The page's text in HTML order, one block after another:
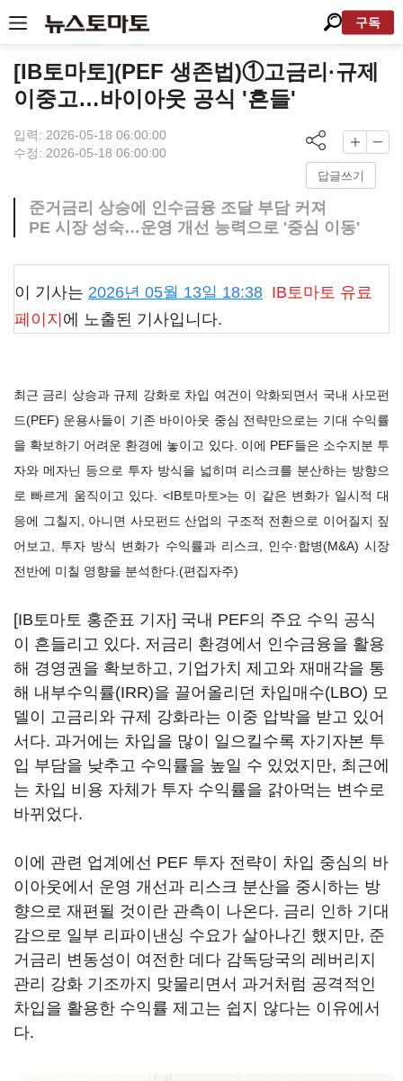
구독
[IB토마토](PEF 생존법)①고금리·규제
이중고…바이아웃 공식 '흔들'
입력: 2026-05-18 06:00:00
수정: 2026-05-18 06:00:00
답글쓰기
준거금리 상승에 인수금융 조달 부담 커져
PE 시장 성숙…운영 개선 능력으로 '중심 이동'
이 기사는 2026년 05월 13일 18:38 IB토마토 유료
페이지 에 노출된 기사입니다.
최근 금리 상승과 규제 강화로 차입 여건이 악화되면서 국내 사모펀
드(PEF) 운용사들이 기존 바이아웃 중심 전략만으로는 기대 수익률
을 확보하기 어려운 환경에 놓이고 있다. 이에 PEF들은 소수지분 투
자와 메자닌 등으로 투자 방식을 넓히며 리스크를 분산하는 방향으
로 빠르게 움직이고 있다. <IB토마토>는 이 같은 변화가 일시적 대
응에 그칠지, 아니면 사모펀드 산업의 구조적 전환으로 이어질지 짚
어보고, 투자 방식 변화가 수익률과 리스크, 인수·합병(M&A) 시장
전반에 미칠 영향을 분석한다.(편집자주)
[IB토마토 홍준표 기자] 국내 PEF의 주요 수익 공식
이 흔들리고 있다. 저금리 환경에서 인수금융을 활용
해 경영권을 확보하고, 기업가치 제고와 재매각을 통
해 내부수익률(IRR)을 끌어올리던 차입매수(LBO) 모
델이 고금리와 규제 강화라는 이중 압박을 받고 있어
서다. 과거에는 차입을 많이 일으킬수록 자기자본 투
입 부담을 낮추고 수익률을 높일 수 있었지만, 최근에
는 차입 비용 자체가 투자 수익률을 갉아먹는 변수로
바뀌었다.
이에 관련 업계에선 PEF 투자 전략이 차입 중심의 바
이아웃에서 운영 개선과 리스크 분산을 중시하는 방
향으로 재편될 것이란 관측이 나온다. 금리 인하 기대
감으로 일부 리파이낸싱 수요가 살아나긴 했지만, 준
거금리 변동성이 여전한 데다 감독당국의 레버리지
관리 강화 기조까지 맞물리면서 과거처럼 공격적인
차입을 활용한 수익률 제고는 쉽지 않다는 이유에서
다.